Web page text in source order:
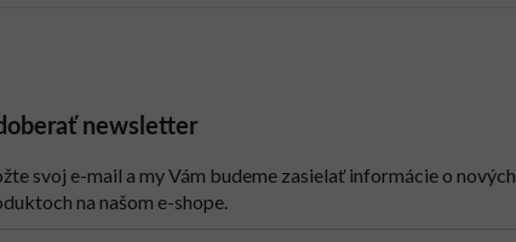
newsletter
svoj e-mail a my Vám budeme zasielať informácie o nových
na našom e-shope.